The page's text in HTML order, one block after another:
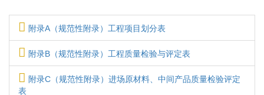
附录A（规范性附录）工程项目划分表
附录B（规范性附录）工程质量检验与评定表
附录C（规范性附录）进场原材料、中间产品质量检验评定
表